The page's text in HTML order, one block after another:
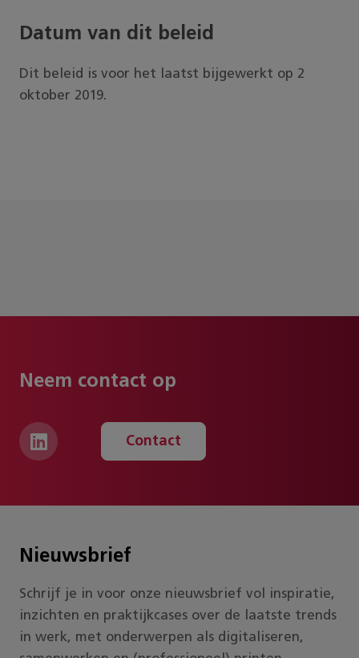
Datum van dit beleid
Dit beleid is voor het laatst bijgewerkt op 2
oktober 2019.
Neem contact op
Contact
Nieuwsbrief
Schrijf je in voor onze nieuwsbrief vol inspiratie,
inzichten en praktijkcases over de laatste trends
in werk, met onderwerpen als digitaliseren,